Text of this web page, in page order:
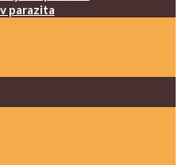
parazita